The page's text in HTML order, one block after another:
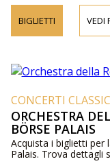
BIGLIETTI VEDI
CONCERTI
ORCHESTRA
BÖRSE PALAIS
Acquista i biglietti per
Palais. Trova dettagli